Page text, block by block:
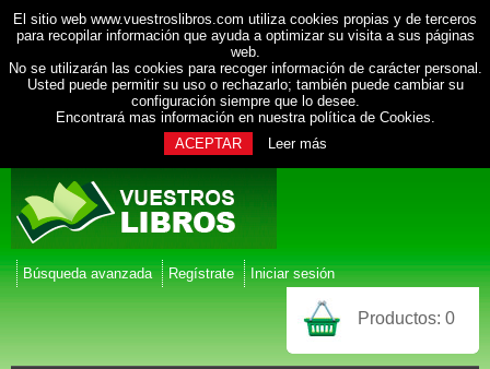
El sitio web www.vuestroslibros.com utiliza cookies propias y de terceros
para recopilar información que ayuda a optimizar su visita a sus páginas
web.
No se utilizarán las cookies para recoger información de carácter personal.
Usted puede permitir su uso o rechazarlo; también puede cambiar su
configuración siempre que lo desee.
Encontrará mas información en nuestra política de Cookies.
ACEPTAR
Leer más
Búsqueda avanzada Regístrate Iniciar sesión
Productos: 0